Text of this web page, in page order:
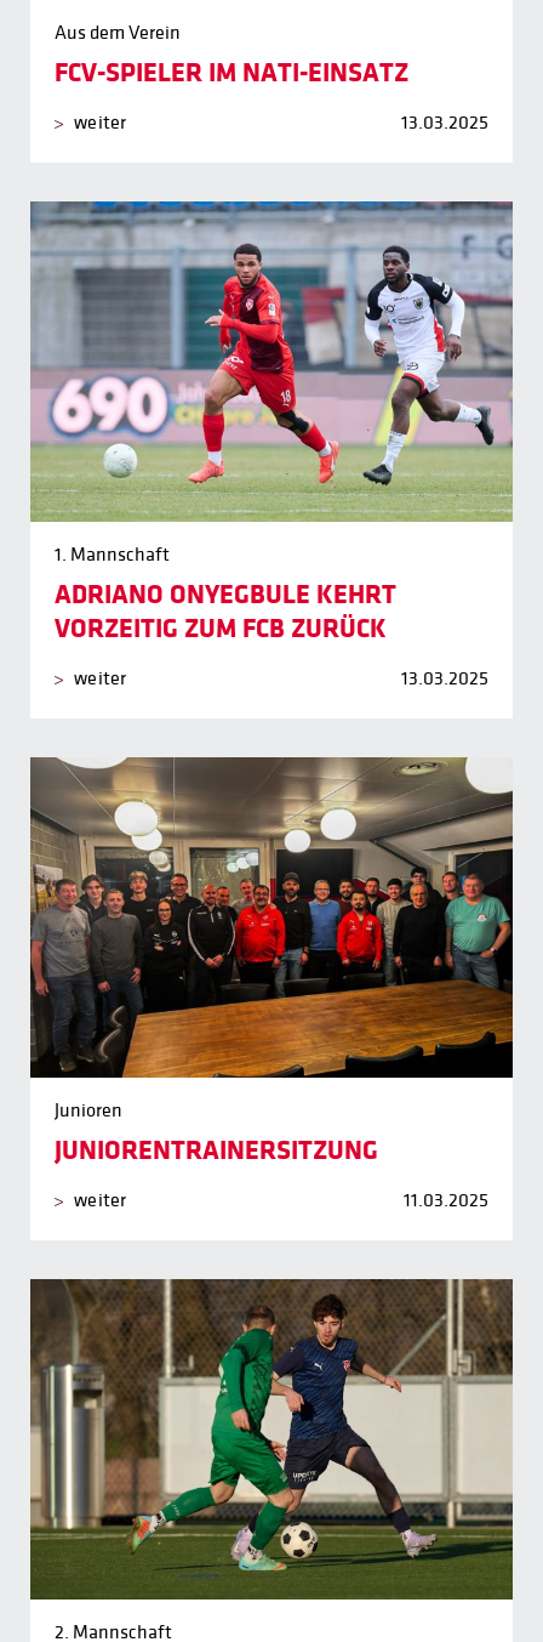
Aus dem Verein
FCV-SPIELER IM NATI-EINSATZ
weiter 13.03.2025
1. Mannschaft
ADRIANO ONYEGBULE KEHRT
VORZEITIG ZUM FCB ZURÜCK
weiter 13.03.2025
Junioren
JUNIORENTRAINERSITZUNG
weiter 11.03.2025
2. Mannschaft